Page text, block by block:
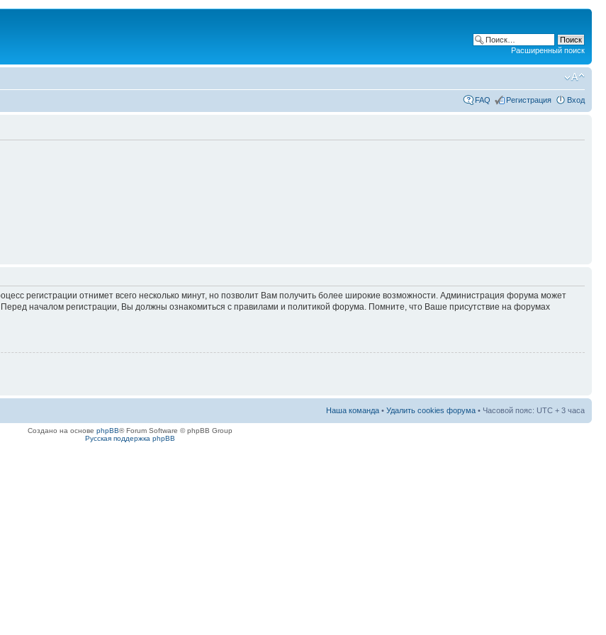
Расширенный поиск
FAQ Регистрация Вход
регистрации отнимет всего несколько минут, но позволит Вам получить более широкие возможности. Администрация форума может
началом регистрации, Вы должны ознакомиться с правилами и политикой форума. Помните, что Ваше присутствие на форумах
Наша команда • Удалить cookies форума • Часовой пояс: UTC + 3 часа
Создано на основе phpBB® Forum Software © phpBB Group
Русская поддержка phpBB